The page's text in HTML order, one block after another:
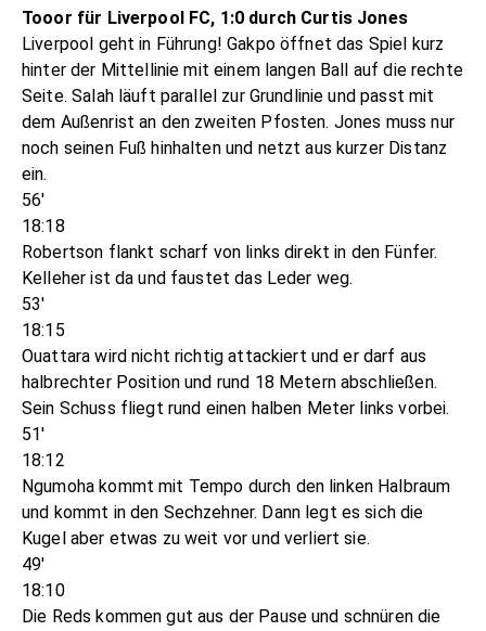
Tooor für Liverpool FC, 1:0 durch Curtis Jones
Liverpool geht in Führung! Gakpo öffnet das Spiel kurz
hinter der Mittellinie mit einem langen Ball auf die rechte
Seite. Salah läuft parallel zur Grundlinie und passt mit
dem Außenrist an den zweiten Pfosten. Jones muss nur
noch seinen Fuß hinhalten und netzt aus kurzer Distanz
ein.
56'
18:18
Robertson flankt scharf von links direkt in den Fünfer.
Kelleher ist da und faustet das Leder weg.
53'
18:15
Ouattara wird nicht richtig attackiert und er darf aus
halbrechter Position und rund 18 Metern abschließen.
Sein Schuss fliegt rund einen halben Meter links vorbei.
51'
18:12
Ngumoha kommt mit Tempo durch den linken Halbraum
und kommt in den Sechzehner. Dann legt es sich die
Kugel aber etwas zu weit vor und verliert sie.
49'
18:10
Die Reds kommen gut aus der Pause und schnüren die